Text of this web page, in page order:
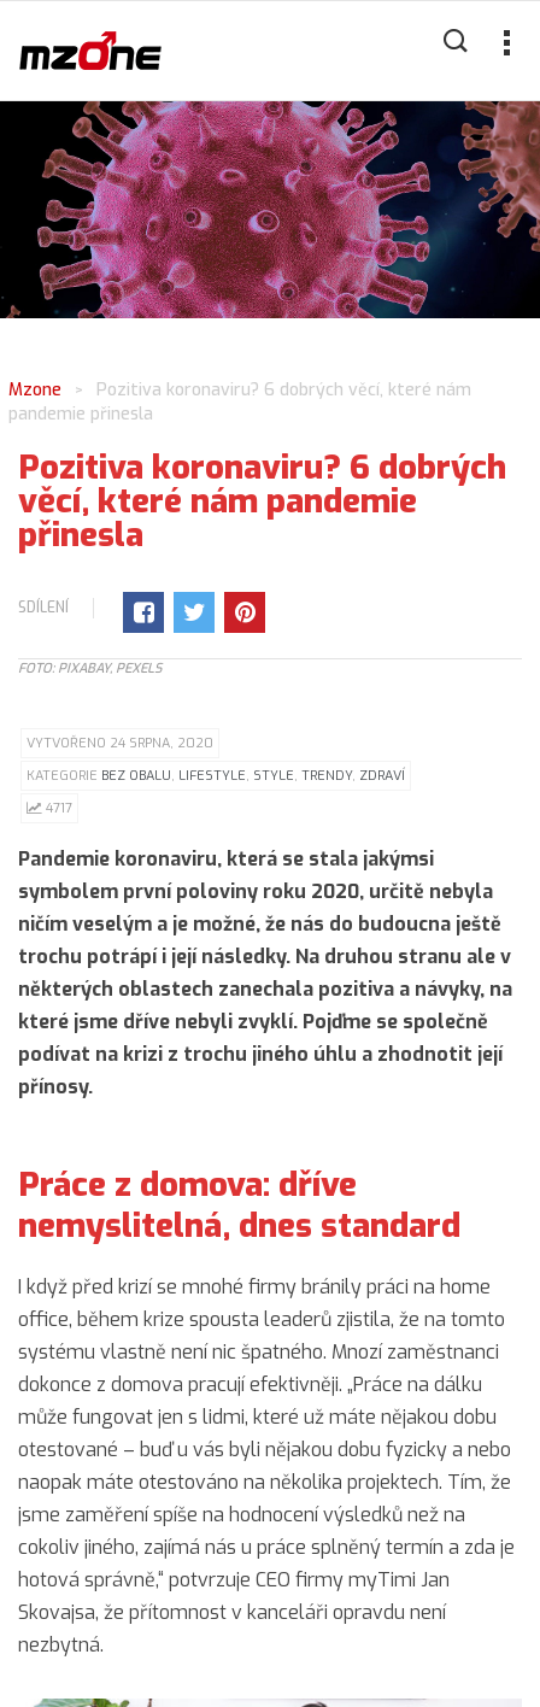
Mzone >
Pozitiva koronaviru? 6 dobrých věcí, které nám
pandemie přinesla
Pozitiva koronaviru? 6 dobrých
věcí, které nám pandemie
přinesla
SDÍLENÍ
FOTO: PIXABAY, PEXELS
VYTVOŘENO 24 SRPNA, 2020
KATEGORIE BEZ OBALU, LIFESTYLE, STYLE, TRENDY, ZDRAVÍ
4717
Pandemie koronaviru, která se stala jakýmsi
symbolem první poloviny roku 2020, určitě nebyla
ničím veselým a je možné, že nás do budoucna ještě
trochu potrápí i její následky. Na druhou stranu ale v
některých oblastech zanechala pozitiva a návyky, na
které jsme dříve nebyli zvyklí. Pojďme se společně
podívat na krizi z trochu jiného úhlu a zhodnotit její
přínosy.
Práce z domova: dříve
nemyslitelná, dnes standard
I když před krizí se mnohé firmy bránily práci na home
office, během krize spousta leaderů zjistila, že na tomto
systému vlastně není nic špatného. Mnozí zaměstnanci
dokonce z domova pracují efektivněji. „Práce na dálku
může fungovat jen s lidmi, které už máte nějakou dobu
otestované – buď u vás byli nějakou dobu fyzicky a nebo
naopak máte otestováno na několika projektech. Tím, že
jsme zaměření spíše na hodnocení výsledků než na
cokoliv jiného, zajímá nás u práce splněný termín a zda je
hotová správně,“ potvrzuje CEO firmy myTimi Jan
Skovajsa, že přítomnost v kanceláři opravdu není
nezbytná.